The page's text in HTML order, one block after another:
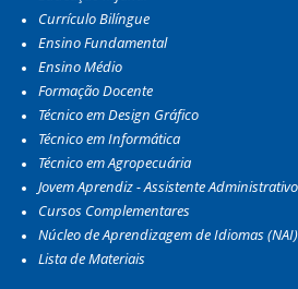
Currículo Bilíngue
Ensino Fundamental
Ensino Médio
Formação Docente
Técnico em Design Gráfico
Técnico em Informática
Técnico em Agropecuária
Jovem Aprendiz - Assistente Administrativo
Cursos Complementares
Núcleo de Aprendizagem de Idiomas (NAI)
Lista de Materiais